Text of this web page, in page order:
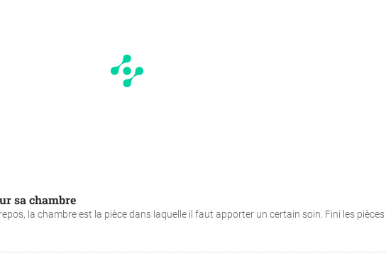
sa chambre
la chambre est la pièce dans laquelle il faut apporter un certain soin. Fini les pièces